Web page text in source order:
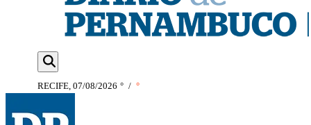
RECIFE, 07/08/2026 ° / °